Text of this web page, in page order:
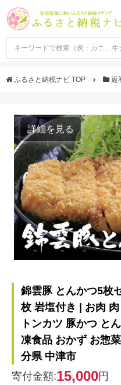
ふるさと納税ナビ TOP 返
詳細を見る
錦雲豚 とんかつ5枚
枚 岩塩付き | お肉
トンカツ 豚かつ と
凍食品 おかず お惣
分県 中津市
寄付金額:15,000円